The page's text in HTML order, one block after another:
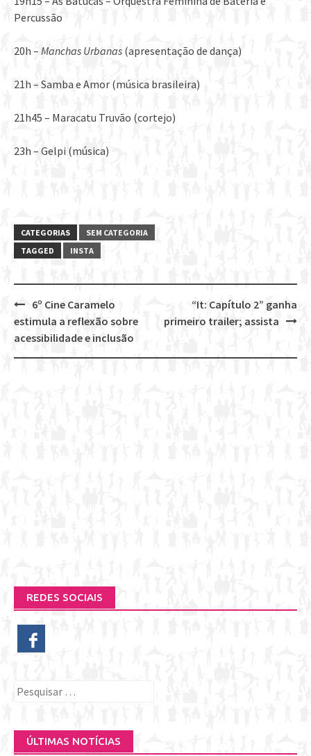
Percussão
20h – Manchas Urbanas (apresentação de dança)
21h – Samba e Amor (música brasileira)
21h45 – Maracatu Truvão (cortejo)
23h – Gelpi (música)
CATEGORIAS
SEM CATEGORIA
TAGGED
INSTA
Post
navigation
“It: Capítulo 2” ganha
primeiro trailer; assista
6º Cine Caramelo
estimula a reflexão sobre
acessibilidade e inclusão
REDES SOCIAIS
Pesquisar
ÚLTIMAS NOTÍCIAS